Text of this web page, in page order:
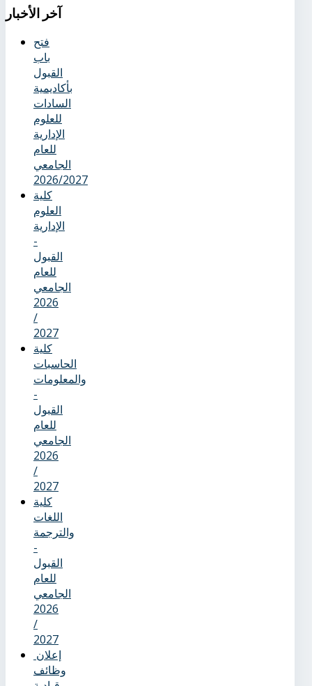
آخر
الأخبار
فتح
باب
القبول
بأكاديمية
السادات
للعلوم
الإدارية
للعام
الجامعي
2026/2027
كلية
العلوم
الإدارية
-
القبول
للعام
الجامعي
2026
/
2027
كلية
الحاسبات
والمعلومات
-
القبول
للعام
الجامعي
2026
/
2027
كلية
اللغات
والترجمة
-
القبول
للعام
الجامعي
2026
/
2027
وظائف